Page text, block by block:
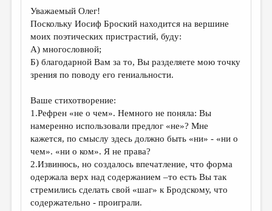
Уважаемый Олег!
Поскольку Иосиф Броский находится на вершине
моих поэтических пристрастий, буду:
А) многословной;
Б) благодарной Вам за то, Вы разделяете мою точку
зрения по поводу его гениальности.
Ваше стихотворение:
1.Рефрен «не о чем». Немного не поняла: Вы
намеренно использовали предлог «не»? Мне
кажется, по смыслу здесь должно быть «ни» - «ни о
чем». «ни о ком». Я не права?
2.Извинюсь, но создалось впечатление, что форма
одержала верх над содержанием –то есть Вы так
стремились сделать свой «шаг» к Бродскому, что
содержательно - проиграли.